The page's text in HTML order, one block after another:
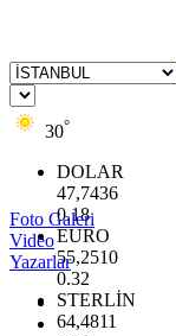
30°
DOLAR
47,7436
0.18
EURO
55,2510
0.32
STERLİN
64,4811
Foto Galeri
Video
Yazarlar